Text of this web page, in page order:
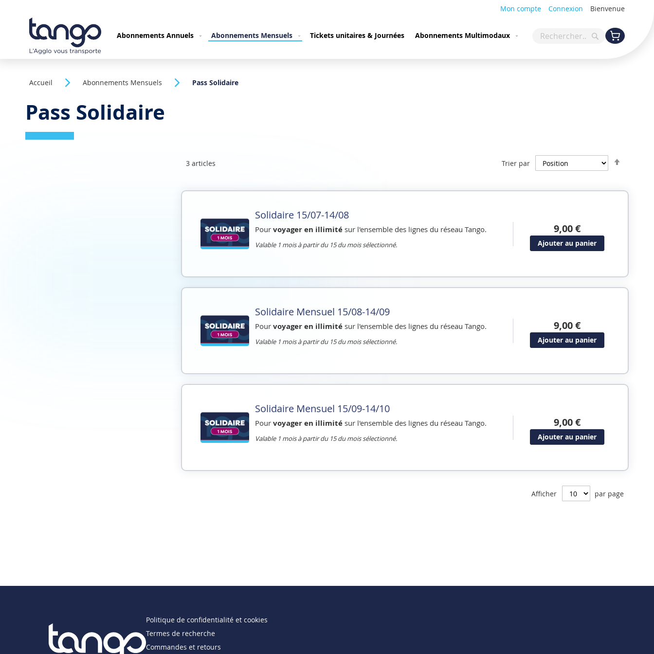
Mon compte Connexion Bienvenue
au
contenu
Abonnements Annuels
Abonnements Mensuels Tickets unitaires & Journées
Abonnements Multimodaux
Rechercher
Mon panier
Accueil Abonnements Mensuels Pass Solidaire
Pass Solidaire
3 articles Trier par
Solidaire 15/07-14/08
Pour voyager en illimité sur l'ensemble des lignes du réseau Tango.
Valable 1 mois à partir du 15 du mois sélectionné.
9,00 €
Ajouter au panier
Solidaire Mensuel 15/08-14/09
Pour voyager en illimité sur l'ensemble des lignes du réseau Tango.
Valable 1 mois à partir du 15 du mois sélectionné.
9,00 €
Ajouter au panier
Solidaire Mensuel 15/09-14/10
Pour voyager en illimité sur l'ensemble des lignes du réseau Tango.
Valable 1 mois à partir du 15 du mois sélectionné.
9,00 €
Ajouter au panier
Afficher par page
Politique de confidentialité et cookies
Termes de recherche
Commandes et retours